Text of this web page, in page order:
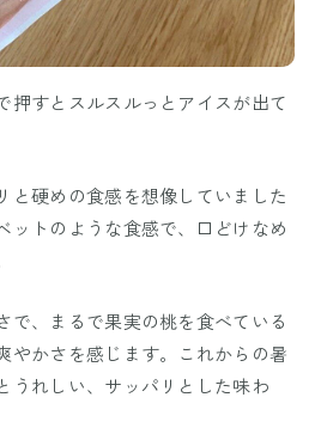
押すとスルスルっとアイスが出て
と硬めの食感を想像していました
ットのような食感で、口どけなめ
で、まるで果実の桃を食べている
やかさを感じます。これからの暑
うれしい、サッパリとした味わ